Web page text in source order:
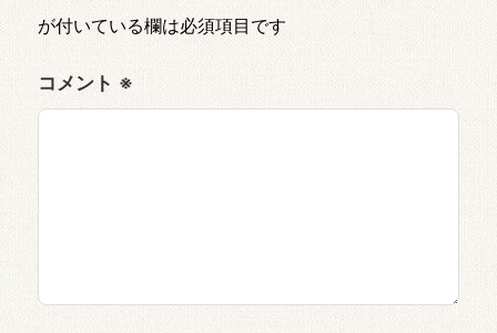
が付いている欄は必須項目です
コメント ※